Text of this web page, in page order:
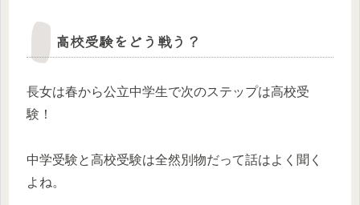
高校受験をどう戦う？
長女は春から公立中学生で次のステップは高校受
験！
中学受験と高校受験は全然別物だって話はよく聞く
よね。